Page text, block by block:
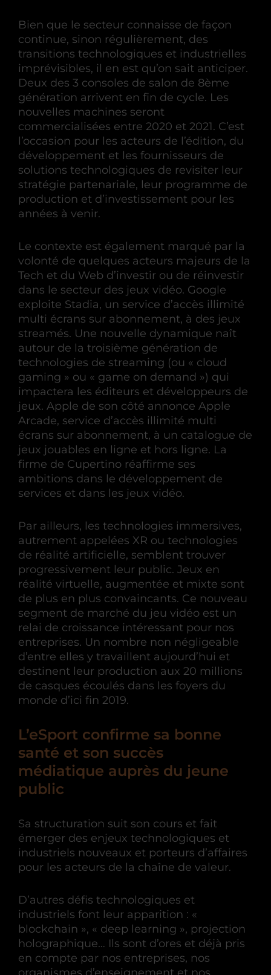
Bien que le secteur connaisse de façon
continue, sinon régulièrement, des
transitions technologiques et industrielles
imprévisibles, il en est qu’on sait anticiper.
Deux des 3 consoles de salon de 8ème
génération arrivent en fin de cycle. Les
nouvelles machines seront
commercialisées entre 2020 et 2021. C’est
l’occasion pour les acteurs de l’édition, du
développement et les fournisseurs de
solutions technologiques de revisiter leur
stratégie partenariale, leur programme de
production et d’investissement pour les
années à venir.
Le contexte est également marqué par la
volonté de quelques acteurs majeurs de la
Tech et du Web d’investir ou de réinvestir
dans le secteur des jeux vidéo. Google
exploite Stadia, un service d’accès illimité
multi écrans sur abonnement, à des jeux
streamés. Une nouvelle dynamique naît
autour de la troisième génération de
technologies de streaming (ou « cloud
gaming » ou « game on demand ») qui
impactera les éditeurs et développeurs de
jeux. Apple de son côté annonce Apple
Arcade, service d’accès illimité multi
écrans sur abonnement, à un catalogue de
jeux jouables en ligne et hors ligne. La
firme de Cupertino réaffirme ses
ambitions dans le développement de
services et dans les jeux vidéo.
Par ailleurs, les technologies immersives,
autrement appelées XR ou technologies
de réalité artificielle, semblent trouver
progressivement leur public. Jeux en
réalité virtuelle, augmentée et mixte sont
de plus en plus convaincants. Ce nouveau
segment de marché du jeu vidéo est un
relai de croissance intéressant pour nos
entreprises. Un nombre non négligeable
d’entre elles y travaillent aujourd’hui et
destinent leur production aux 20 millions
de casques écoulés dans les foyers du
monde d’ici fin 2019.
L’eSport confirme sa bonne
santé et son succès
médiatique auprès du jeune
public
Sa structuration suit son cours et fait
émerger des enjeux technologiques et
industriels nouveaux et porteurs d’affaires
pour les acteurs de la chaîne de valeur.
D’autres défis technologiques et
industriels font leur apparition : «
blockchain », « deep learning », projection
holographique… Ils sont d’ores et déjà pris
en compte par nos entreprises, nos